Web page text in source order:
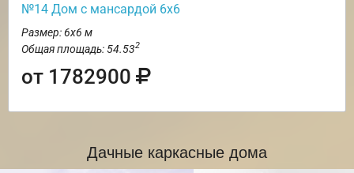
№14 Дом с мансардой 6х6
Размер: 6х6 м
Общая площадь: 54.532
от 1782900
Дачные каркасные дома